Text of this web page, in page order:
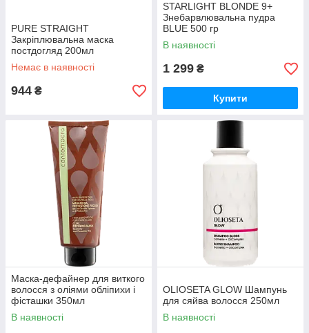
PURE STRAIGHT
Закріплювальна маска
постдогляд 200мл
Немає в наявності
944 ₴
STARLIGHT BLONDE 9+
Знебарвлювальна пудра
BLUE 500 гр
В наявності
1 299 ₴
Купити
Маска-дефайнер для виткого
волосся з оліями обліпихи і
фісташки 350мл
В наявності
OLIOSETA GLOW Шампунь
для сяйва волосся 250мл
В наявності